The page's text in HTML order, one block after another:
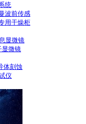
统
波前传感
用干燥柜
显微镜
显微镜
体刻蚀
仪